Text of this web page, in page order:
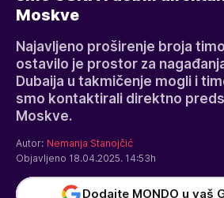
Moskve
Najavljeno proširenje broja
ostavilo je prostor za
Dubaija u takmičenje mogli i
smo kontaktirali direktno
Moskve.
Autor: Nemanja Stanojčić
Objavljeno 18.04.2025. 14:53h
Dodajte MONDO u vaš